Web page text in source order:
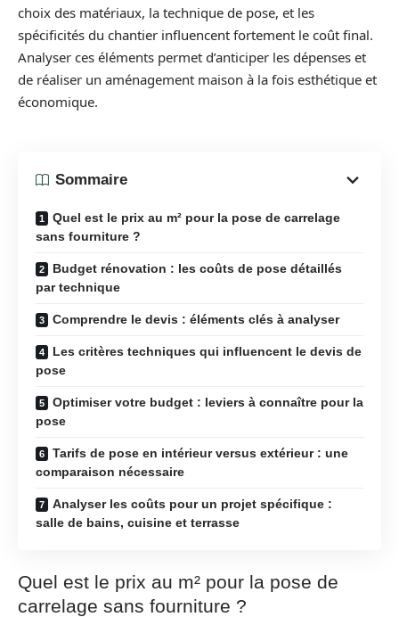
choix des matériaux, la technique de pose, et les
spécificités du chantier influencent fortement le coût final.
Analyser ces éléments permet d’anticiper les dépenses et
de réaliser un aménagement maison à la fois esthétique et
économique.
Sommaire
Quel est le prix au m² pour la pose de carrelage
sans fourniture ?
Budget rénovation : les coûts de pose détaillés
par technique
Comprendre le devis : éléments clés à analyser
Les critères techniques qui influencent le devis de
pose
Optimiser votre budget : leviers à connaître pour la
pose
Tarifs de pose en intérieur versus extérieur : une
comparaison nécessaire
Analyser les coûts pour un projet spécifique :
salle de bains, cuisine et terrasse
Quel est le prix au m² pour la pose de
carrelage sans fourniture ?